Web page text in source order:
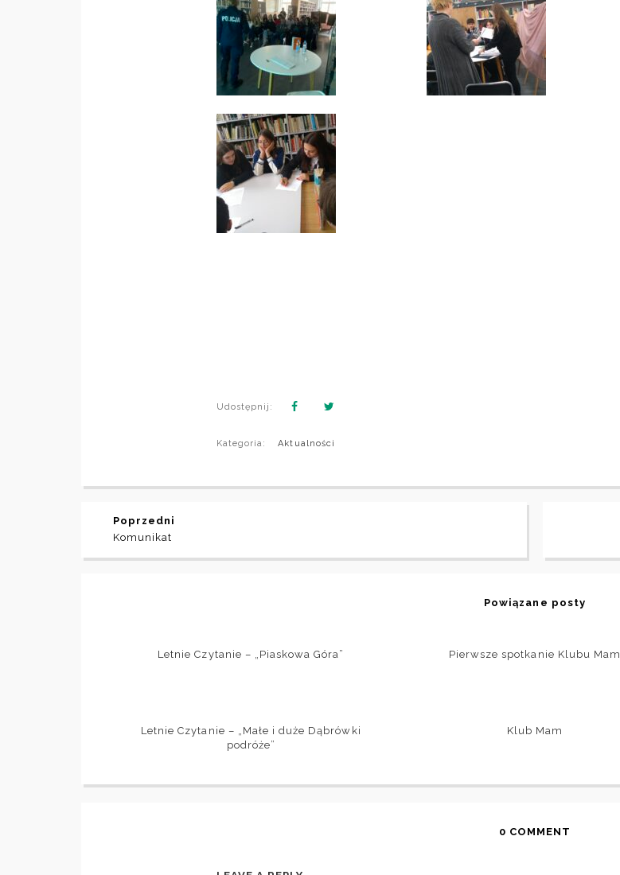
Udostępnij:
Kategoria: Aktualności
Poprzedni
Komunikat
Powiązane posty
Letnie Czytanie – „Piaskowa Góra” Pierwsze spotkanie Klubu Mam
Letnie Czytanie – „Małe i duże Dąbrówki
podróże”
Klub Mam
0 COMMENT